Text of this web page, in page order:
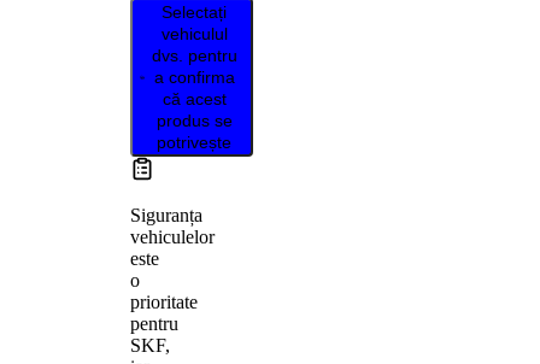
Selectați
vehiculul
dvs. pentru
a confirma
că acest
produs se
potrivește
Siguranța
vehiculelor
este
o
prioritate
pentru
SKF,